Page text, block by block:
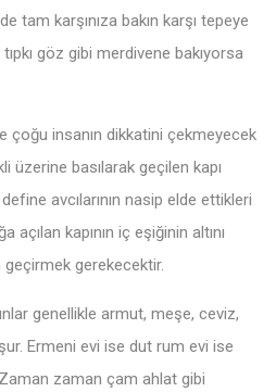
tam karşınıza bakın karşı tepeye
göz gibi merdivene bakıyorsa
çoğu insanın dikkatini çekmeyecek
üzerine basılarak geçilen kapı
avcılarının nasip elde ettikleri
açılan kapının iç eşiğinin altını
geçirmek gerekecektir.
genellikle armut, meşe, ceviz,
Ermeni evi ise dut rum evi ise
zaman çam ahlat gibi